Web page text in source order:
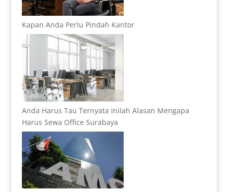
Kapan Anda Perlu Pindah Kantor
Anda Harus Tau Ternyata Inilah Alasan Mengapa
Harus Sewa Office Surabaya